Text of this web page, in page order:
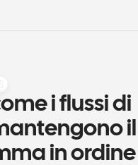
i flussi di
in ordine